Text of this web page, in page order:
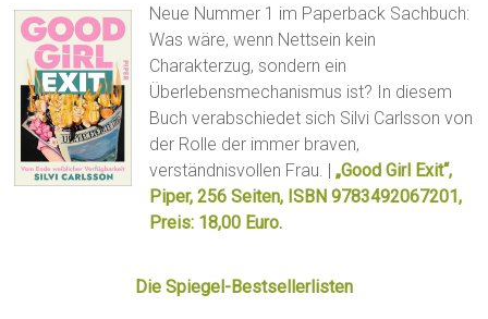
Neue Nummer 1 im Paperback Sachbuch:
Was wäre, wenn Nettsein kein
Charakterzug, sondern ein
Überlebensmechanismus ist? In diesem
Buch verabschiedet sich Silvi Carlsson von
der Rolle der immer braven,
verständnisvollen Frau. |„Good Girl Exit“,
Piper, 256 Seiten, ISBN 9783492067201,
Preis: 18,00 Euro.
Die Spiegel-Bestsellerlisten